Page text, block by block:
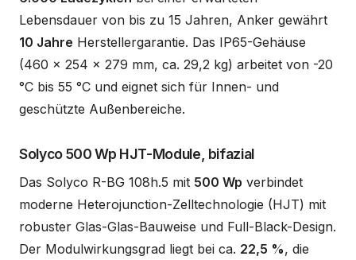
Lebensdauer von bis zu 15 Jahren, Anker gewährt
10 Jahre Herstellergarantie. Das IP65-Gehäuse
(460 x 254 x 279 mm, ca. 29,2 kg) arbeitet von -20
°C bis 55 °C und eignet sich für Innen- und
geschützte Außenbereiche.
Solyco 500 Wp HJT-Module, bifazial
Das Solyco R-BG 108h.5 mit 500 Wp verbindet
moderne Heterojunction-Zelltechnologie (HJT) mit
robuster Glas-Glas-Bauweise und Full-Black-Design.
Der Modulwirkungsgrad liegt bei ca. 22,5 %, die